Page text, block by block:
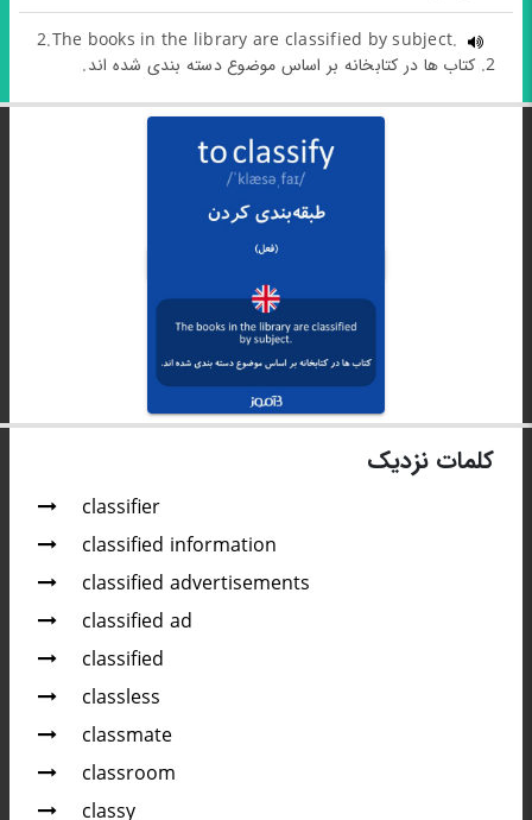
2.The books in the library are classified by subject.
2. کتاب ها در کتابخانه بر اساس موضوع دسته بندی شده اند.
کلمات نزدیک
classifier
classified information
classified advertisements
classified ad
classified
classless
classmate
classroom
classy